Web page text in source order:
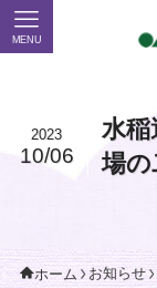
MENU
水稲
場の
2023
10/06
ホーム お知らせ